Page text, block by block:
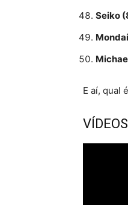
Seiko
E aí, qual